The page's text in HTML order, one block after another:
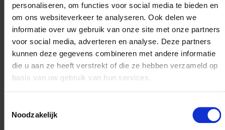
personaliseren, om functies voor social media te bieden en
om ons websiteverkeer te analyseren. Ook delen we
informatie over uw gebruik van onze site met onze partners
voor social media, adverteren en analyse. Deze partners
kunnen deze gegevens combineren met andere informatie
die u aan ze heeft verstrekt of die ze hebben verzameld op
basis van uw gebruik van hun services.
Noodzakelijk
Zoeken op plaats Zoeken op naam